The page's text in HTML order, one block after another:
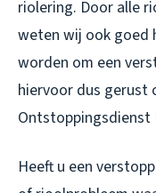
riolering. Door alle
weten wij ook goed
worden om een
hiervoor dus gerust
Ontstoppingsdienst
Heeft u een